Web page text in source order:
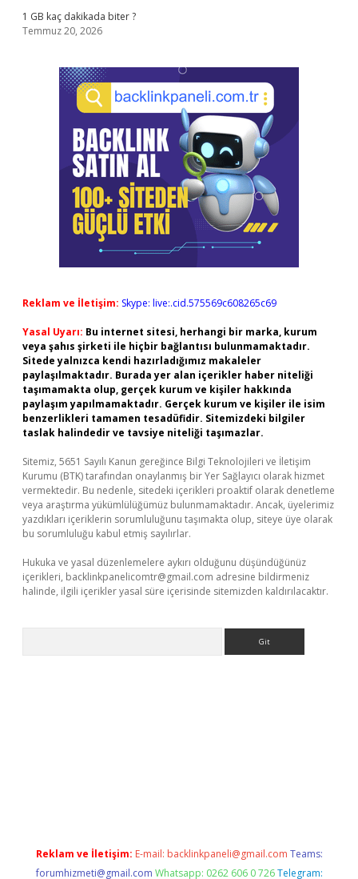
1 GB kaç dakikada biter ?
Temmuz 20, 2026
Reklam ve İletişim: Skype: live:.cid.575569c608265c69
Yasal Uyarı: Bu internet sitesi, herhangi bir marka, kurum
veya şahıs şirketi ile hiçbir bağlantısı bulunmamaktadır.
Sitede yalnızca kendi hazırladığımız makaleler
paylaşılmaktadır. Burada yer alan içerikler haber niteliği
taşımamakta olup, gerçek kurum ve kişiler hakkında
paylaşım yapılmamaktadır. Gerçek kurum ve kişiler ile isim
benzerlikleri tamamen tesadüfidir. Sitemizdeki bilgiler
taslak halindedir ve tavsiye niteliği taşımazlar.
Sitemiz, 5651 Sayılı Kanun gereğince Bilgi Teknolojileri ve İletişim
Kurumu (BTK) tarafından onaylanmış bir Yer Sağlayıcı olarak hizmet
vermektedir. Bu nedenle, sitedeki içerikleri proaktif olarak denetleme
veya araştırma yükümlülüğümüz bulunmamaktadır. Ancak, üyelerimiz
yazdıkları içeriklerin sorumluluğunu taşımakta olup, siteye üye olarak
bu sorumluluğu kabul etmiş sayılırlar.
Hukuka ve yasal düzenlemelere aykırı olduğunu düşündüğünüz
içerikleri, backlinkpanelicomtr@gmail.com adresine bildirmeniz
halinde, ilgili içerikler yasal süre içerisinde sitemizden kaldırılacaktır.
Reklam ve İletişim: E-mail: backlinkpaneli@gmail.com Teams:
forumhizmeti@gmail.com Whatsapp: 0262 606 0 726 Telegram: